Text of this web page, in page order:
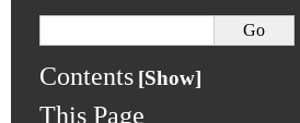
Contents
This Page